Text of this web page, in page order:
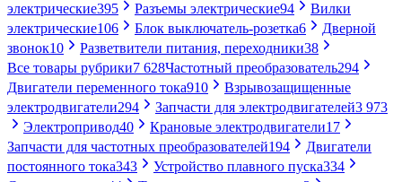
электрические395 Разъемы электрические94
Вилки
электрические106 Блок выключатель-розетка6
Дверной
звонок10 Разветвители питания, переходники38
Все товары рубрики7 628Частотный преобразователь294
Двигатели переменного тока910
Взрывозащищенные
электродвигатели294 Запчасти для электродвигателей3 973
Электропривод40 Крановые электродвигатели17
Запчасти для частотных преобразователей194
Двигатели
постоянного тока343 Устройство плавного пуска334